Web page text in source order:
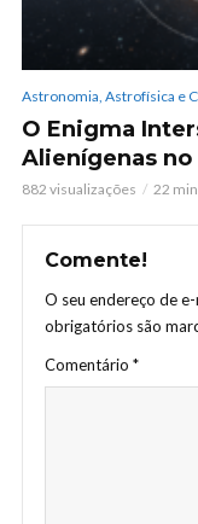
Astronomia, Astrofísica e
O Enigma
Alienígenas no
882 visualizações 22
Comente!
O seu endereço de
obrigatórios são
Comentário *